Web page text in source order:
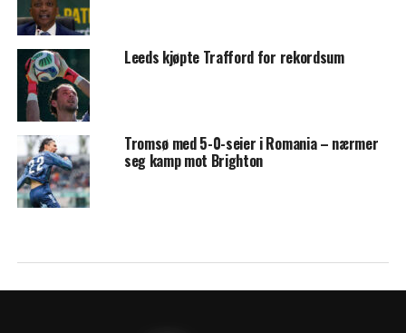
Leeds kjøpte Trafford for rekordsum
Tromsø med 5-0-seier i Romania – nærmer
seg kamp mot Brighton